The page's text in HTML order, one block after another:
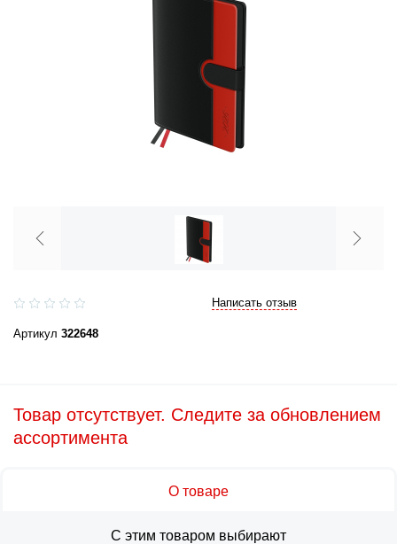
Написать отзыв
Артикул 322648
Товар отсутствует. Следите за обновлением
ассортимента
О товаре
С этим товаром выбирают